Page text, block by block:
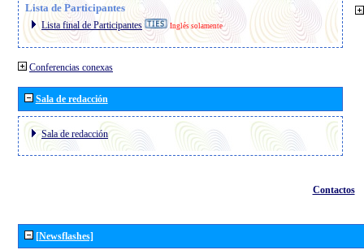
Lista de Participantes
Lista final de Participantes Inglés solamente
Conferencias conexas
Sala de redacción
Sala de redacción
Contactos
[Newsflashes]